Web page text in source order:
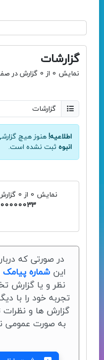
گزارشات
نمایش 0 از 0 گزارش در صفحه 1
اطلاعیه! هنوز هیچ
انبوه ثبت نشده است.
نمایش 0 از 0 گزارش برای
در صورتی که
اینشماره پیامک انبوه
نظر و یا گزارش
تجربه خود را با
گزارش ها و
به صورت عمومی